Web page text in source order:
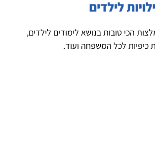
הכי טובות בנושא לימודים לילדים,
כיפיות לכל המשפחה ועוד.